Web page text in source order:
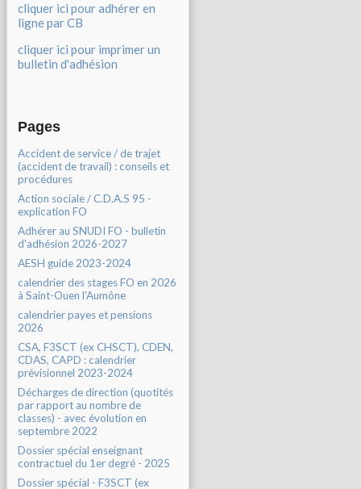
cliquer ici pour adhérer en
ligne par CB
cliquer ici pour imprimer un
bulletin d'adhésion
Pages
Accident de service / de trajet
(accident de travail) : conseils et
procédures
Action sociale / C.D.A.S 95 -
explication FO
Adhérer au SNUDI FO - bulletin
d'adhésion 2026-2027
AESH guide 2023-2024
calendrier des stages FO en 2026
à Saint-Ouen l'Aumône
calendrier payes et pensions
2026
CSA, F3SCT (ex CHSCT), CDEN,
CDAS, CAPD : calendrier
prévisionnel 2023-2024
Décharges de direction (quotités
par rapport au nombre de
classes) - avec évolution en
septembre 2022
Dossier spécial enseignant
contractuel du 1er degré - 2025
Dossier spécial - F3SCT (ex